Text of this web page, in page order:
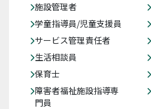
施設管理者
学童指導員/児童支援員
サービス管理責任者
生活相談員
保育士
障害者福祉施設指導専
門員